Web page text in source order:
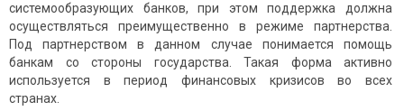
системообразующих банков, при этом поддержка должна
осуществляться преимущественно в режиме партнерства.
Под партнерством в данном случае понимается помощь
банкам со стороны государства. Такая форма активно
используется в период финансовых кризисов во всех
странах.